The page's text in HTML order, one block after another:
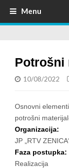
Menu
Potrošni
10/08/2022
Osnovni
potrošni
Organizacija:
JP „RTV
Faza postupka:
Realizacija